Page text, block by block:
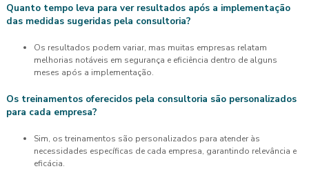
Quanto tempo leva para ver resultados após a implementação
das medidas sugeridas pela consultoria?
Os resultados podem variar, mas muitas empresas relatam
melhorias notáveis em segurança e eficiência dentro de alguns
meses após a implementação.
Os treinamentos oferecidos pela consultoria são personalizados
para cada empresa?
Sim, os treinamentos são personalizados para atender às
necessidades específicas de cada empresa, garantindo relevância e
eficácia.